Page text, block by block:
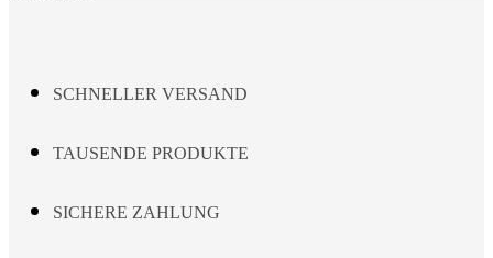
SCHNELLER VERSAND
TAUSENDE PRODUKTE
SICHERE ZAHLUNG